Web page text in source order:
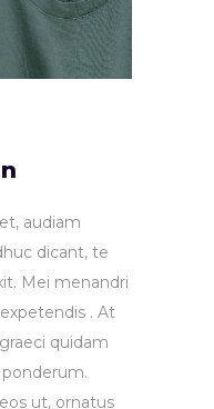
audiam
dicant, te
Mei menandri
. At
quidam
ut, ornatus